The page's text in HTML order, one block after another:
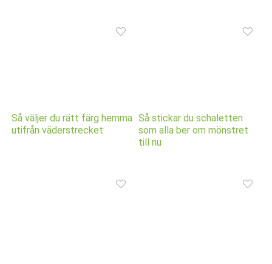
Så väljer du rätt färg hemma
utifrån väderstrecket
Så stickar du schaletten
som alla ber om mönstret
till nu